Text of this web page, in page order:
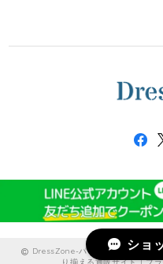
DressZone-パーティードレス、
ショ